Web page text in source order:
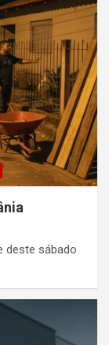
deste sábado